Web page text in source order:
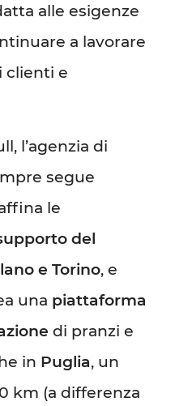
alle esigenze
a lavorare
clienti e
l’agenzia di
segue
le
del
e Torino, e
una piattaforma
di pranzi e
in Puglia, un
km (a differenza